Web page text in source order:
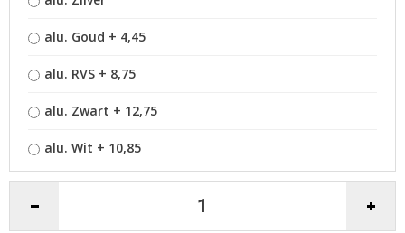
alu. Goud + 4,45
alu. RVS + 8,75
alu. Zwart + 12,75
alu. Wit + 10,85